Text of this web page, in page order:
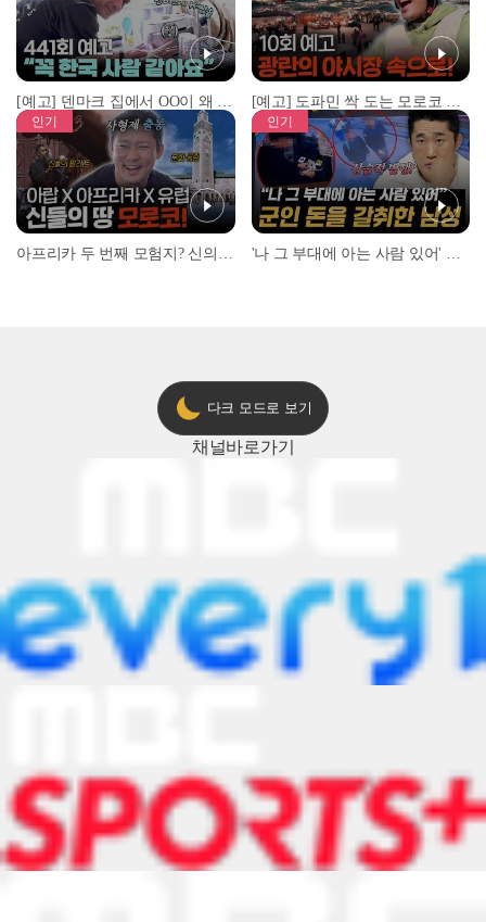
[예고] 덴마크 집에서 OO이 왜 나와...? 이상할 정도로 한국을 사랑하는 우리 형을 제보합니다! [예고] 도파민 싹 도는 모로코 야시장 투어!
인기 인기
다크 모드로 보기
채널바로가기